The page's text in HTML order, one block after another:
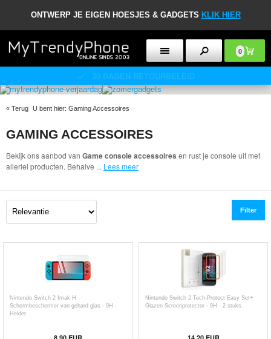
ONTWERP JE EIGEN HOESJES & GADGETS KLIK HIER
0
30 DAGEN RETOURBELEID
« Terug U bent hier: Gaming Accessoires
GAMING ACCESSOIRES
Bekijk ons aanbod van Game console accessoires en rust je console uit met
allerlei producten. Behalve ... Lees meer
Filter
Nintendo Switch 2 Imak H
Schermbeschermer van gehard glas - 9H -
Helder
Nintendo Switch 2 Tech-Protect Easy Set+
Glazen Screenprotector - 9H - 2 stuks.